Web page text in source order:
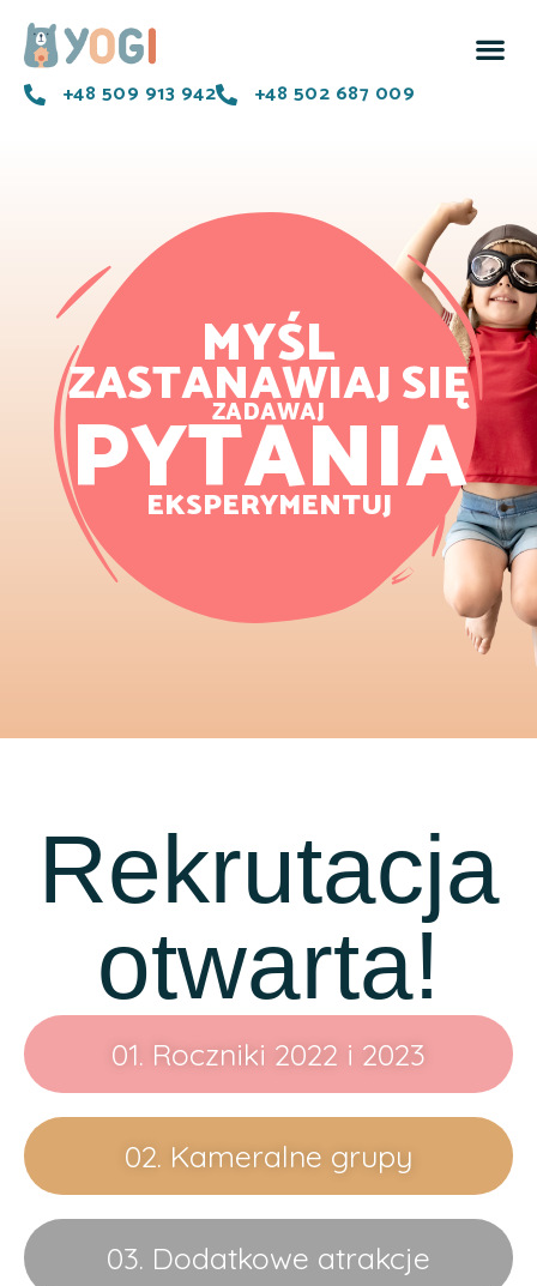
+48 509 913 942 +48 502 687 009
MYŚL
ZASTANAWIAJ SIĘ
ZADAWAJ
PYTANIA
EKSPERYMENTUJ
Rekrutacja
otwarta!
01. Roczniki 2022 i 2023
02. Kameralne grupy
03. Dodatkowe atrakcje